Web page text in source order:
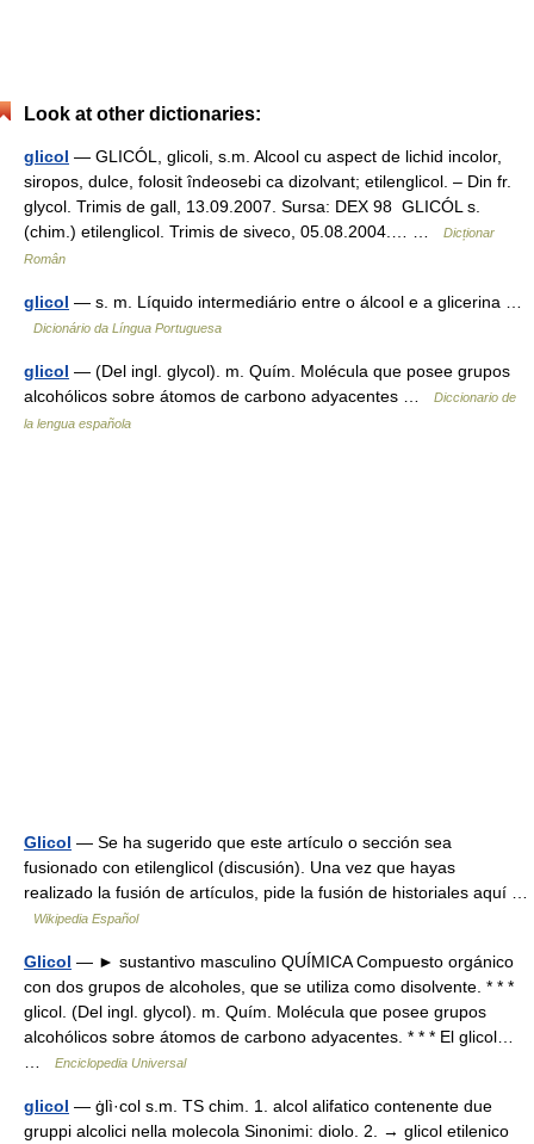
Look at other dictionaries:
glicol — GLICÓL, glicoli, s.m. Alcool cu aspect de lichid incolor,
siropos, dulce, folosit îndeosebi ca dizolvant; etilenglicol. – Din fr.
glycol. Trimis de gall, 13.09.2007. Sursa: DEX 98 GLICÓL s.
(chim.) etilenglicol. Trimis de siveco, 05.08.2004.… …
Dicționar
Român
glicol — s. m. Líquido intermediário entre o álcool e a glicerina …
Dicionário da Língua Portuguesa
glicol — (Del ingl. glycol). m. Quím. Molécula que posee grupos
alcohólicos sobre átomos de carbono adyacentes …
Diccionario de
la lengua española
Glicol — Se ha sugerido que este artículo o sección sea
fusionado con etilenglicol (discusión). Una vez que hayas
realizado la fusión de artículos, pide la fusión de historiales aquí …
Wikipedia Español
Glicol — ► sustantivo masculino QUÍMICA Compuesto orgánico
con dos grupos de alcoholes, que se utiliza como disolvente. * * *
glicol. (Del ingl. glycol). m. Quím. Molécula que posee grupos
alcohólicos sobre átomos de carbono adyacentes. * * * El glicol…
Enciclopedia Universal
glicol — ġlì·col s.m. TS chim. 1. alcol alifatico contenente due
gruppi alcolici nella molecola Sinonimi: diolo. 2. → glicol etilenico